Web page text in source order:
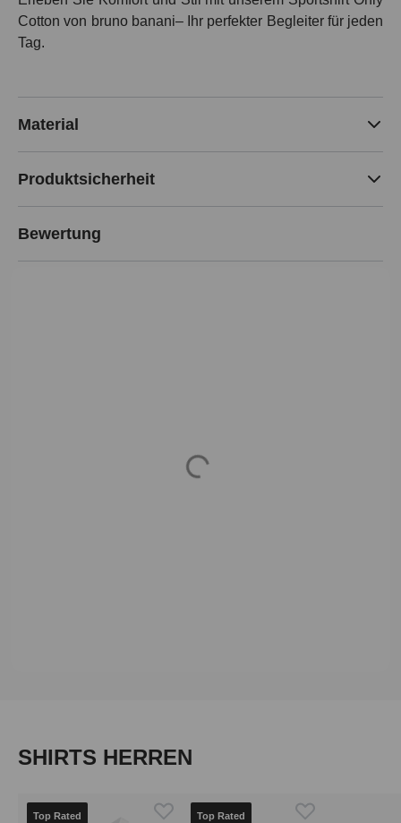
Cotton von bruno banani– Ihr perfekter Begleiter für jeden
Tag.
Material
Produktsicherheit
Bewertung
Loading...
Produktgalerie überspringen
SHIRTS HERREN
Top Rated Top Rated